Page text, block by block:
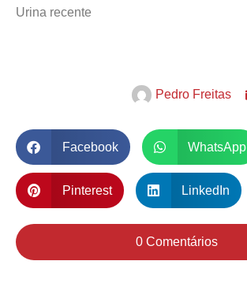
Urina recente
Pedro Freitas
Facebook WhatsApp
Pinterest LinkedIn
0 Comentários